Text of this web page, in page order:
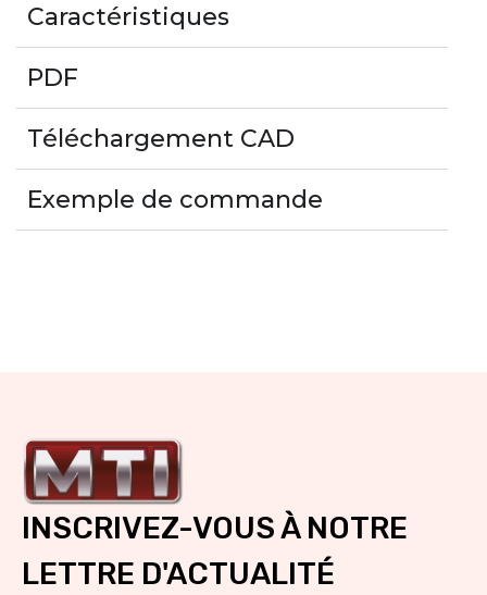
Caractéristiques
PDF
Téléchargement CAD
Exemple de commande
INSCRIVEZ-VOUS À NOTRE
LETTRE D'ACTUALITÉ